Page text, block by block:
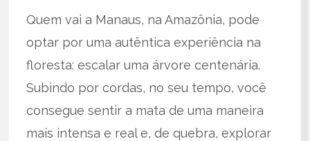
Quem vai a Manaus, na Amazônia, pode
optar por uma autêntica experiência na
floresta: escalar uma árvore centenária.
Subindo por cordas, no seu tempo, você
consegue sentir a mata de uma maneira
mais intensa e real e, de quebra, explorar